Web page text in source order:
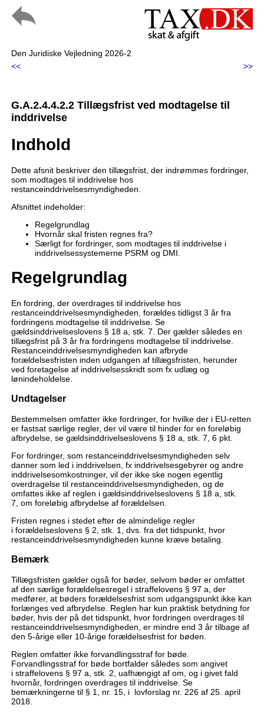
Den Juridiske Vejledning 2026-2
<<
>>
G.A.2.4.4.2.2 Tillægsfrist ved modtagelse til
inddrivelse
Indhold
Dette afsnit beskriver den tillægsfrist, der indrømmes fordringer,
som modtages til inddrivelse hos
restanceinddrivelsesmyndigheden.
Afsnittet indeholder:
Regelgrundlag
Hvornår skal fristen regnes fra?
Særligt for fordringer, som modtages til inddrivelse i
inddrivelsessystemerne PSRM og DMI.
Regelgrundlag
En fordring, der overdrages til inddrivelse hos
restanceinddrivelsesmyndigheden, forældes tidligst 3 år fra
fordringens modtagelse til inddrivelse. Se
gældsinddrivelseslovens § 18 a, stk. 7. Der gælder således en
tillægsfrist på 3 år fra fordringens modtagelse til inddrivelse.
Restanceinddrivelsesmyndigheden kan afbryde
forældelsesfristen inden udgangen af tillægsfristen, herunder
ved foretagelse af inddrivelsesskridt som fx udlæg og
lønindeholdelse.
Undtagelser
Bestemmelsen omfatter ikke fordringer, for hvilke der i EU-retten
er fastsat særlige regler, der vil være til hinder for en foreløbig
afbrydelse, se gældsinddrivelseslovens § 18 a, stk. 7, 6 pkt.
For fordringer, som restanceinddrivelsesmyndigheden selv
danner som led i inddrivelsen, fx inddrivelsesgebyrer og andre
inddrivelsesomkostninger, vil der ikke ske nogen egentlig
overdragelse til restanceinddrivelsesmyndigheden, og de
omfattes ikke af reglen i gældsinddrivelseslovens § 18 a, stk.
7, om foreløbig afbrydelse af forældelsen.
Fristen regnes i stedet efter de almindelige regler
i forældelseslovens § 2, stk. 1, dvs. fra det tidspunkt, hvor
restanceinddrivelsesmyndigheden kunne kræve betaling.
Bemærk
Tillægsfristen gælder også for bøder, selvom bøder er omfattet
af den særlige forældelsesregel i straffelovens § 97 a, der
medfører, at bøders forældelsesfrist som udgangspunkt ikke kan
forlænges ved afbrydelse. Reglen har kun praktisk betydning for
bøder, hvis der på det tidspunkt, hvor fordringen overdrages til
restanceinddrivelsesmyndigheden, er mindre end 3 år tilbage af
den 5-årige eller 10-årige forældelsesfrist for bøden.
Reglen omfatter ikke forvandlingsstraf for bøde.
Forvandlingsstraf for bøde bortfalder således som angivet
i straffelovens § 97 a, stk. 2, uafhængigt af om, og i givet fald
hvornår, fordringen overdrages til inddrivelse. Se
bemærkningerne til § 1, nr. 15, i lovforslag nr. 226 af 25. april
2018.